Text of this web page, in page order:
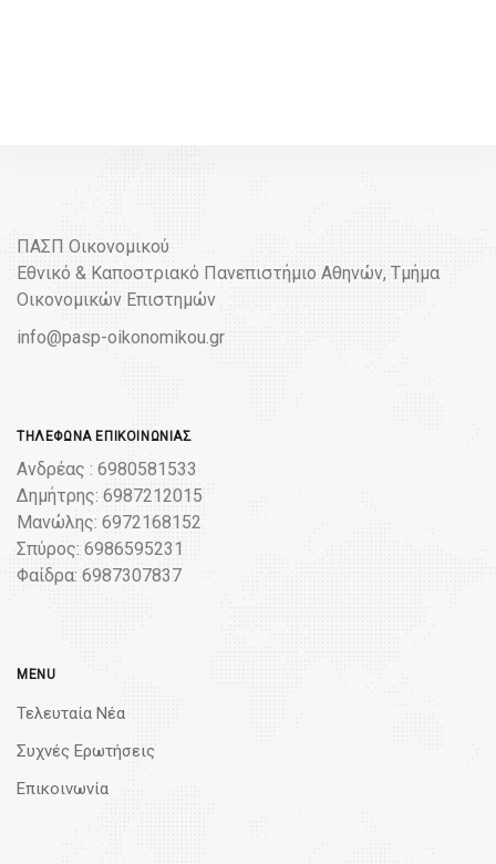
ΠΑΣΠ Οικονομικού
Εθνικό & Καποστριακό Πανεπιστήμιο Αθηνών, Τμήμα
Οικονομικών Επιστημών
info@pasp-oikonomikou.gr
ΤΗΛΈΦΩΝΑ ΕΠΙΚΟΙΝΩΝΊΑΣ
Ανδρέας : 6980581533
Δημήτρης: 6987212015
Μανώλης: 6972168152
Σπύρος: 6986595231
Φαίδρα: 6987307837
MENU
Τελευταία Νέα
Συχνές Ερωτήσεις
Επικοινωνία